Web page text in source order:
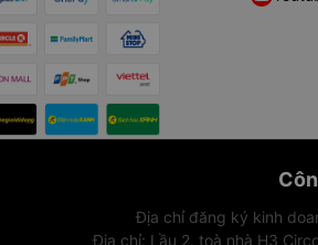
Địa chỉ đăng ký kinh
Địa chỉ: Lầu 2, toà nhà H3